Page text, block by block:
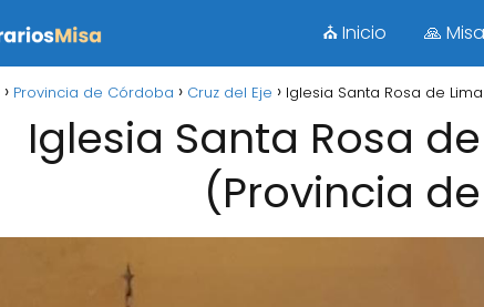
⛪ Inicio 🙏
Provincia de Córdoba Cruz del Eje Iglesia Santa Rosa de
Iglesia Santa Rosa
(Provincia